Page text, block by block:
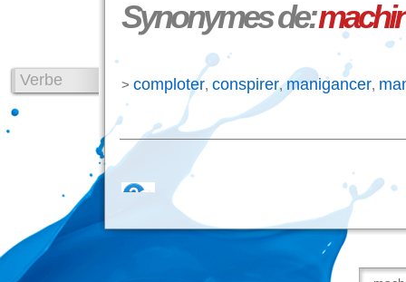
Synonymes de:
Verbe > comploter, conspirer,manigancer,